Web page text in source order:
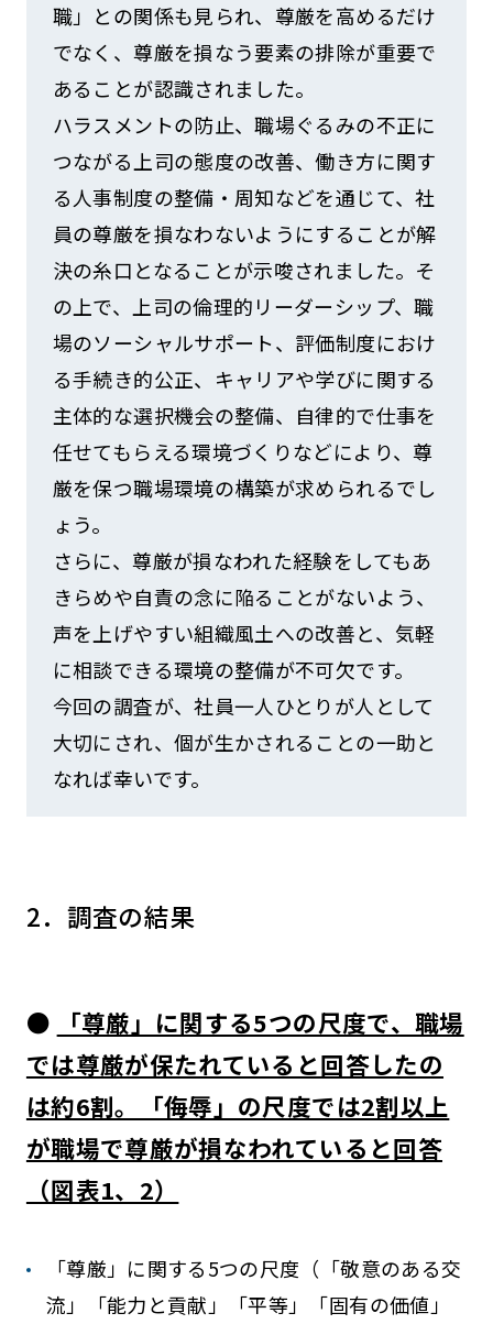
職」との関係も見られ、尊厳を高めるだけ
でなく、尊厳を損なう要素の排除が重要で
あることが認識されました。
ハラスメントの防止、職場ぐるみの不正に
つながる上司の態度の改善、働き方に関す
る人事制度の整備・周知などを通じて、社
員の尊厳を損なわないようにすることが解
決の糸口となることが示唆されました。そ
の上で、上司の倫理的リーダーシップ、職
場のソーシャルサポート、評価制度におけ
る手続き的公正、キャリアや学びに関する
主体的な選択機会の整備、自律的で仕事を
任せてもらえる環境づくりなどにより、尊
厳を保つ職場環境の構築が求められるでし
ょう。
さらに、尊厳が損なわれた経験をしてもあ
きらめや自責の念に陥ることがないよう、
声を上げやすい組織風土への改善と、気軽
に相談できる環境の整備が不可欠です。
今回の調査が、社員一人ひとりが人として
大切にされ、個が生かされることの一助と
なれば幸いです。
2．調査の結果
●
「尊厳」に関する5つの尺度で、職場
では尊厳が保たれていると回答したの
は約6割。「侮辱」の尺度では2割以上
が職場で尊厳が損なわれていると回答
（図表1、2）
「尊厳」に関する5つの尺度（「敬意のある交
流」「能力と貢献」「平等」「固有の価値」